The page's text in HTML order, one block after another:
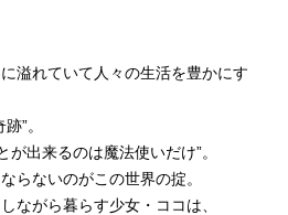
溢れていて人々の生活を豊かにす
”。
が出来るのは魔法使いだけ”。
らないのがこの世界の掟。
ながら暮らす少女・ココは、